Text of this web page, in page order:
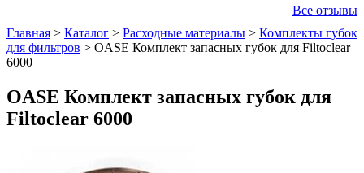
Все отзывы
Главная > Каталог > Расходные материалы > Комплекты губок
для фильтров > OASE Комплект запасных губок для Filtoclear
6000
OASE Комплект запасных губок для
Filtoclear 6000